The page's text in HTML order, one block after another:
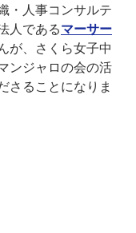
・人事コンサルテ
人であるマーサー
が、さくら女子中
ンジャロの会の活
さることになりま